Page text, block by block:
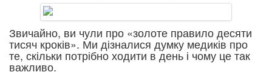
Звичайно, ви чули про «золоте правило десяти
тисяч кроків». Ми дізналися думку медиків про
те, скільки потрібно ходити в день і чому це так
важливо.